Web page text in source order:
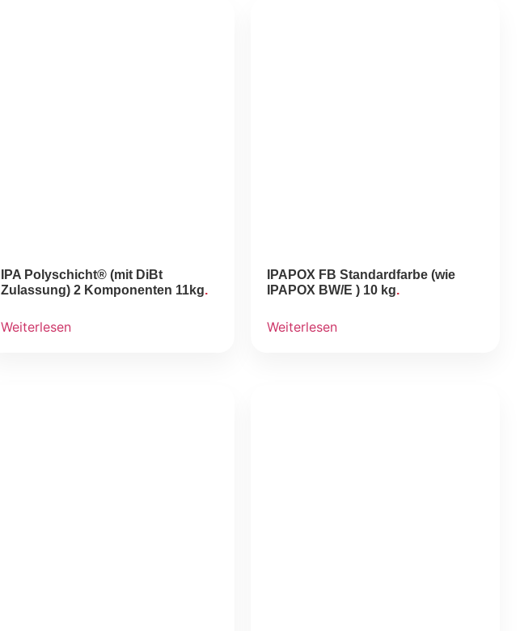
IPA Polyschicht® (mit DiBt
Zulassung) 2 Komponenten 11kg
Weiterlesen
IPAPOX FB Standardfarbe (wie
IPAPOX BW/E ) 10 kg
Weiterlesen